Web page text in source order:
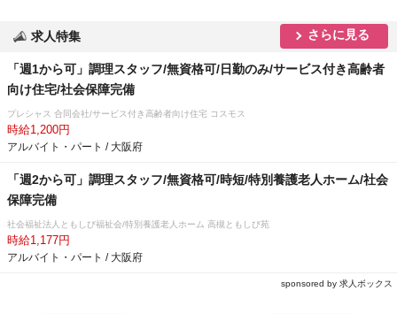
求人特集 さらに見る
「週1から可」調理スタッフ/無資格可/日勤のみ/サービス付き高齢者
向け住宅/社会保障完備
プレシャス 合同会社/サービス付き高齢者向け住宅 コスモス
時給1,200円
アルバイト・パート / 大阪府
「週2から可」調理スタッフ/無資格可/時短/特別養護老人ホーム/社会
保障完備
社会福祉法人ともしび福祉会/特別養護老人ホーム 高槻ともしび苑
時給1,177円
アルバイト・パート / 大阪府
sponsored by 求人ボックス